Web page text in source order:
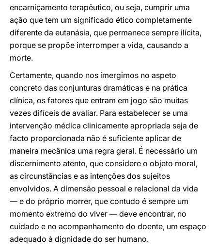
encarniçamento terapêutico, ou seja, cumprir uma
ação que tem um significado ético completamente
diferente da eutanásia, que permanece sempre ilícita,
porque se propõe interromper a vida, causando a
morte.
Certamente, quando nos imergimos no aspeto
concreto das conjunturas dramáticas e na prática
clínica, os fatores que entram em jogo são muitas
vezes difíceis de avaliar. Para estabelecer se uma
intervenção médica clinicamente apropriada seja de
facto proporcionada não é suficiente aplicar de
maneira mecânica uma regra geral. É necessário um
discernimento atento, que considere o objeto moral,
as circunstâncias e as intenções dos sujeitos
envolvidos. A dimensão pessoal e relacional da vida
— e do próprio morrer, que contudo é sempre um
momento extremo do viver — deve encontrar, no
cuidado e no acompanhamento do doente, um espaço
adequado à dignidade do ser humano.